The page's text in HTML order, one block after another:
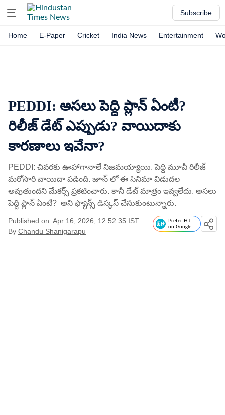
Subscribe
Home E-Paper Cricket India News Entertainment
PEDDI: అసలు పెద్ది ప్లాన్ ఏంటీ?
రిలీజ్ డేట్ ఎప్పుడు? వాయిదాకు
కారణాలు ఇవేనా?
PEDDI: చివరకు ఊహాగానాలే నిజమయ్యాయి. పెద్ది మూవీ రిలీజ్
మరోసారి వాయిదా పడింది. జూన్ లో ఈ సినిమా విడుదల
అవుతుందని మేకర్స్ ప్రకటించారు. కానీ డేట్ మాత్రం ఇవ్వలేదు. అసలు
పెద్ది ప్లాన్ ఏంటీ? అని ఫ్యాన్స్ డిస్కస్ చేసుకుంటున్నారు.
Published on: Apr 16, 2026, 12:52:35 IST
By Chandu Shanigarapu
Prefer HT
on Google